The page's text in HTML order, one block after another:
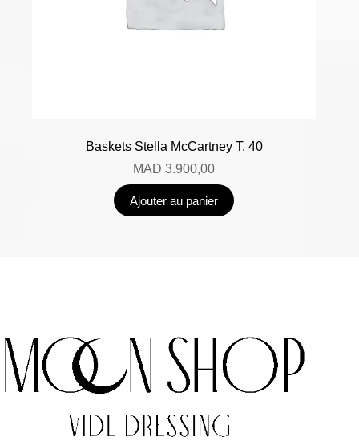
Baskets Stella McCartney T. 40
MAD 3.900,00
Ajouter au panier